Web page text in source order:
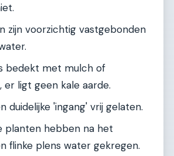
zijn voorzichtig vastgebonden
bedekt met mulch of
er ligt geen kale aarde.
duidelijke 'ingang' vrij gelaten.
planten hebben na het
flinke plens water gekregen.